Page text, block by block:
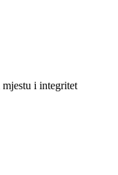
i integritet